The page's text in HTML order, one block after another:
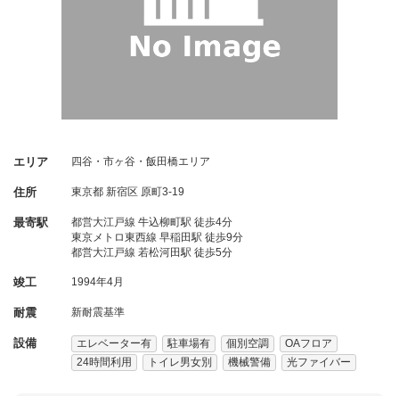
エリア 四谷・市ヶ谷・飯田橋エリア
住所 東京都 新宿区 原町3-19
最寄駅
都営大江戸線 牛込柳町駅 徒歩4分
東京メトロ東西線 早稲田駅 徒歩9分
都営大江戸線 若松河田駅 徒歩5分
竣工 1994年4月
耐震 新耐震基準
設備 エレベーター有 駐車場有 個別空調
OAフロア
24時間利用
トイレ男女別 機械警備 光ファイバー